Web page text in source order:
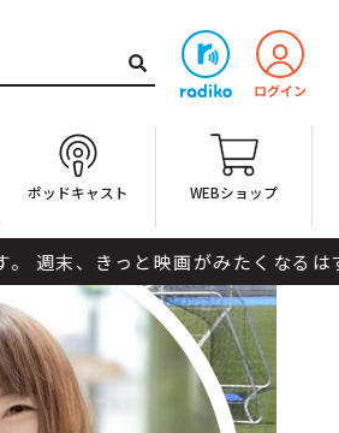
ポッドキャスト WEBショップ
と映画がみたくなるはずです。